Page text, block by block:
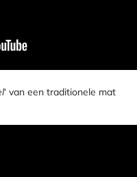
‘ van een traditionele mat